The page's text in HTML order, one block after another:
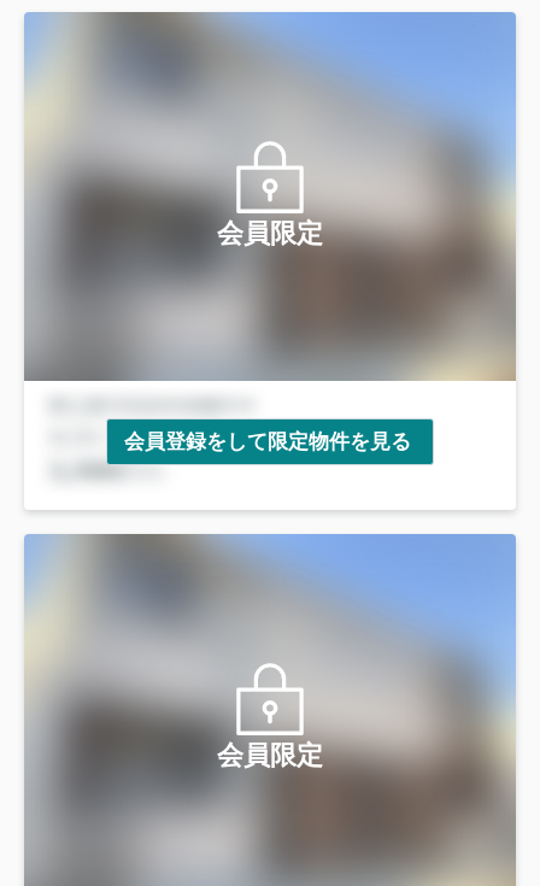
会員限定
会員登録をして限定物件を見る
会員限定